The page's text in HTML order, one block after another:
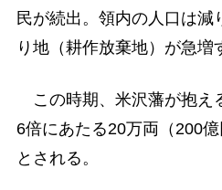
民が続出。領内の人口は減
り地（耕作放棄地）が急増
この時期、米沢藩が抱え
6倍にあたる20万両（200
とされる。